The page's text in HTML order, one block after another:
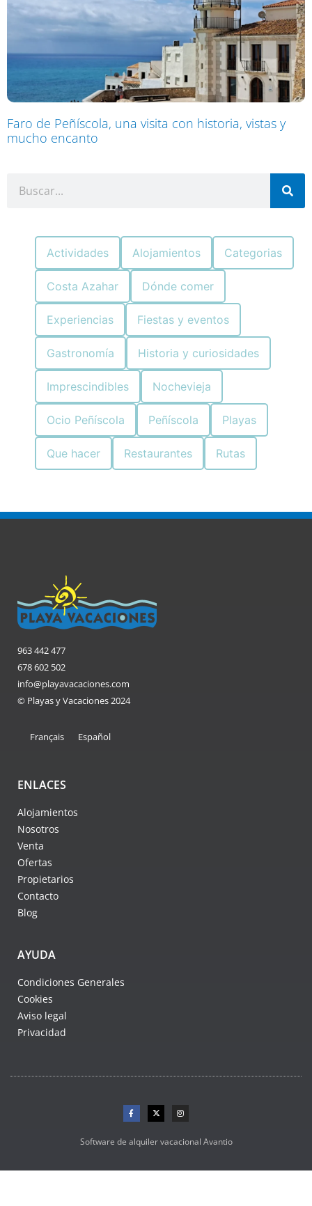
Faro de Peñíscola, una visita con historia, vistas y
mucho encanto
Actividades Alojamientos Categorias
Costa Azahar Dónde comer
Experiencias Fiestas y eventos
Gastronomía Historia y curiosidades
Imprescindibles Nochevieja
Ocio Peñíscola Peñíscola Playas
Que hacer Restaurantes Rutas
963 442 477
678 602 502
info@playavacaciones.com
© Playas y Vacaciones 2024
Français Español
ENLACES
Alojamientos
Nosotros
Venta
Ofertas
Propietarios
Contacto
Blog
AYUDA
Condiciones Generales
Cookies
Aviso legal
Privacidad
Software de alquiler vacacional Avantio